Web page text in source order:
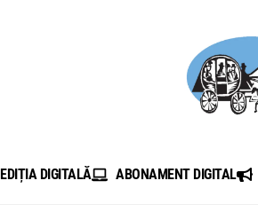
EDIȚIA DIGITALĂ ABONAMENT DIGITAL